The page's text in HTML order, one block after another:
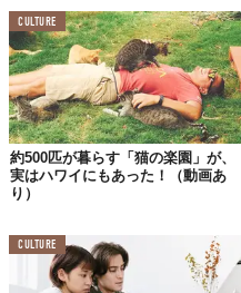
CULTURE
約500匹が暮らす「猫の楽園」が、
実はハワイにもあった！（動画あ
り）
CULTURE